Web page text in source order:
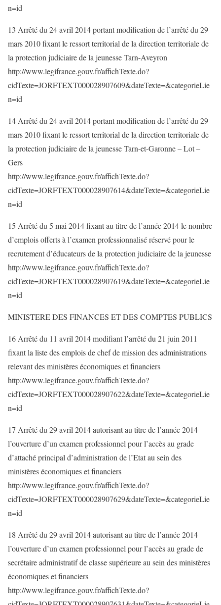
n=id
13 Arrêté du 24 avril 2014 portant modification de l’arrêté du 29
mars 2010 fixant le ressort territorial de la direction territoriale de
la protection judiciaire de la jeunesse Tarn-Aveyron
http://www.legifrance.gouv.fr/affichTexte.do?
cidTexte=JORFTEXT000028907609&dateTexte=&categorieLie
n=id
14 Arrêté du 24 avril 2014 portant modification de l’arrêté du 29
mars 2010 fixant le ressort territorial de la direction territoriale de
la protection judiciaire de la jeunesse Tarn-et-Garonne – Lot –
Gers
http://www.legifrance.gouv.fr/affichTexte.do?
cidTexte=JORFTEXT000028907614&dateTexte=&categorieLie
n=id
15 Arrêté du 5 mai 2014 fixant au titre de l’année 2014 le nombre
d’emplois offerts à l’examen professionnalisé réservé pour le
recrutement d’éducateurs de la protection judiciaire de la jeunesse
http://www.legifrance.gouv.fr/affichTexte.do?
cidTexte=JORFTEXT000028907619&dateTexte=&categorieLie
n=id
MINISTERE DES FINANCES ET DES COMPTES PUBLICS
16 Arrêté du 11 avril 2014 modifiant l’arrêté du 21 juin 2011
fixant la liste des emplois de chef de mission des administrations
relevant des ministères économiques et financiers
http://www.legifrance.gouv.fr/affichTexte.do?
cidTexte=JORFTEXT000028907622&dateTexte=&categorieLie
n=id
17 Arrêté du 29 avril 2014 autorisant au titre de l’année 2014
l’ouverture d’un examen professionnel pour l’accès au grade
d’attaché principal d’administration de l’Etat au sein des
ministères économiques et financiers
http://www.legifrance.gouv.fr/affichTexte.do?
cidTexte=JORFTEXT000028907629&dateTexte=&categorieLie
n=id
18 Arrêté du 29 avril 2014 autorisant au titre de l’année 2014
l’ouverture d’un examen professionnel pour l’accès au grade de
secrétaire administratif de classe supérieure au sein des ministères
économiques et financiers
http://www.legifrance.gouv.fr/affichTexte.do?